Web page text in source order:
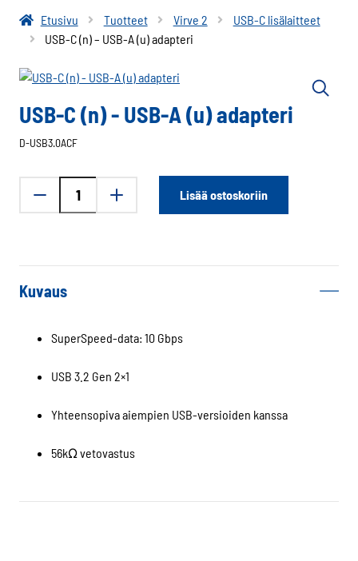
Etusivu Tuotteet Virve 2
USB-C lisälaitteet
USB-C (n) – USB-A (u) adapteri
USB-C (n) - USB-A (u) adapteri
D-USB3.0ACF
USB-
(u)
määrä
Lisää ostoskoriin
Kuvaus
SuperSpeed-data: 10 Gbps
USB 3.2 Gen 2×1
Yhteensopiva aiempien USB-versioiden kanssa
56kΩ vetovastus